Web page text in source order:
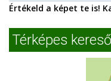
Értékeld a képet te is!
Térképes kereső